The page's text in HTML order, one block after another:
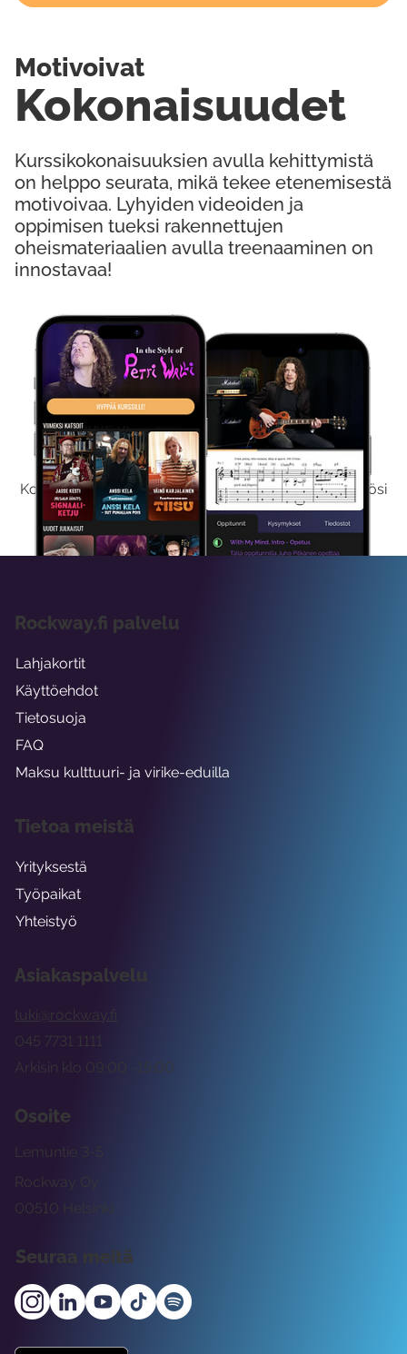
Kokeile Ilmaiseksi
Kokeilemalla ilmaiseksi saat koko sisältömme käyttöösi
viikon ajaksi.
Kurssikokonaisuuksien avulla kehittymistä
on helppo seurata, mikä tekee etenemisestä
motivoivaa. Lyhyiden videoiden ja
oppimisen tueksi rakennettujen
oheismateriaalien avulla treenaaminen on
innostavaa!
Kokonaisuudet
Motivoivat
Asiakaspalvelu
tuki@rockway.fi
Arkisin klo 09:00 -15:00
045 7731 1111
Osoite
Rockway Oy
Lemuntie 3-5
00510 Helsinki
Seuraa meitä
Rockway.fi palvelu
Lahjakortit
Käyttöehdot
Tietosuoja
FAQ
Maksu kulttuuri- ja virike-eduilla
Tietoa meistä
Yrityksestä
Työpaikat
Yhteistyö